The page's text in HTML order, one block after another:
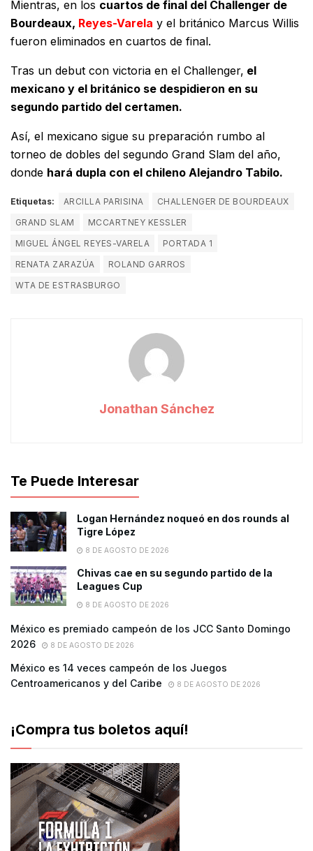
Mientras, en los cuartos de final del Challenger de
Bourdeaux, Reyes-Varela y el británico Marcus Willis
fueron eliminados en cuartos de final.
Tras un debut con victoria en el Challenger, el
mexicano y el británico se despidieron en su
segundo partido del certamen.
Así, el mexicano sigue su preparación rumbo al
torneo de dobles del segundo Grand Slam del año,
donde hará dupla con el chileno Alejandro Tabilo.
Etiquetas: ARCILLA PARISINA
CHALLENGER DE BOURDEAUX
GRAND SLAM
MCCARTNEY KESSLER
MIGUEL ÁNGEL REYES-VARELA
PORTADA 1
RENATA ZARAZÚA
ROLAND GARROS
WTA DE ESTRASBURGO
Jonathan Sánchez
Te Puede Interesar
Logan Hernández noqueó en dos rounds al
Tigre López
8 DE AGOSTO DE 2026
Chivas cae en su segundo partido de la
Leagues Cup
8 DE AGOSTO DE 2026
México es premiado campeón de los JCC Santo Domingo
2026
8 DE AGOSTO DE 2026
México es 14 veces campeón de los Juegos
Centroamericanos y del Caribe
8 DE AGOSTO DE 2026
¡Compra tus boletos aquí!